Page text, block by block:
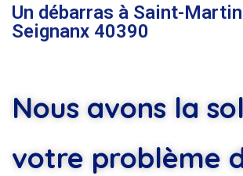
Un débarras à Saint-
Seignanx 40390
Nous avons la
votre problème